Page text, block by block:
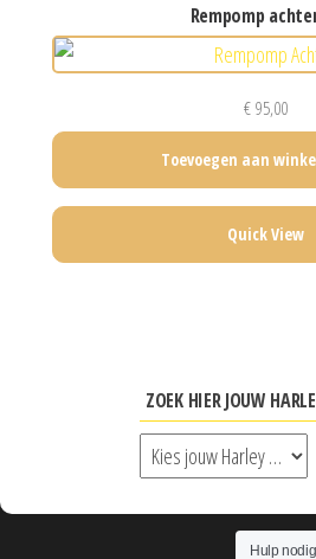
rempomp
€95,00
Toevoegen aan
Quick View
ZOEK HIER JOUW
Hulp